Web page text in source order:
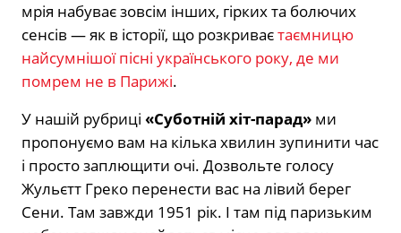
мрія набуває зовсім інших, гірких та болючих
сенсів — як в історії, що розкриваєтаємницю
найсумнішої пісні українського року, де ми
помрем не в Парижі.
У нашій рубриці «Суботній хіт-парад» ми
пропонуємо вам на кілька хвилин зупинити час
і просто заплющити очі. Дозвольте голосу
Жульєтт Греко перенести вас на лівий берег
Сени. Там завжди 1951 рік. І там під паризьким